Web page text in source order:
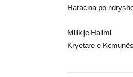
Haracina po
Milikije Halimi
Kryetare e